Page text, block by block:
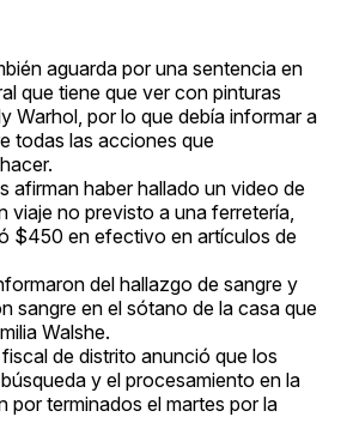
aguarda por una sentencia en
que tiene que ver con pinturas
Warhol, por lo que debía informar a
todas las acciones que
afirman haber hallado un video de
viaje no previsto a una ferretería,
$450 en efectivo en artículos de
del hallazgo de sangre y
sangre en el sótano de la casa que
Walshe.
de distrito anunció que los
y el procesamiento en la
por terminados el martes por la